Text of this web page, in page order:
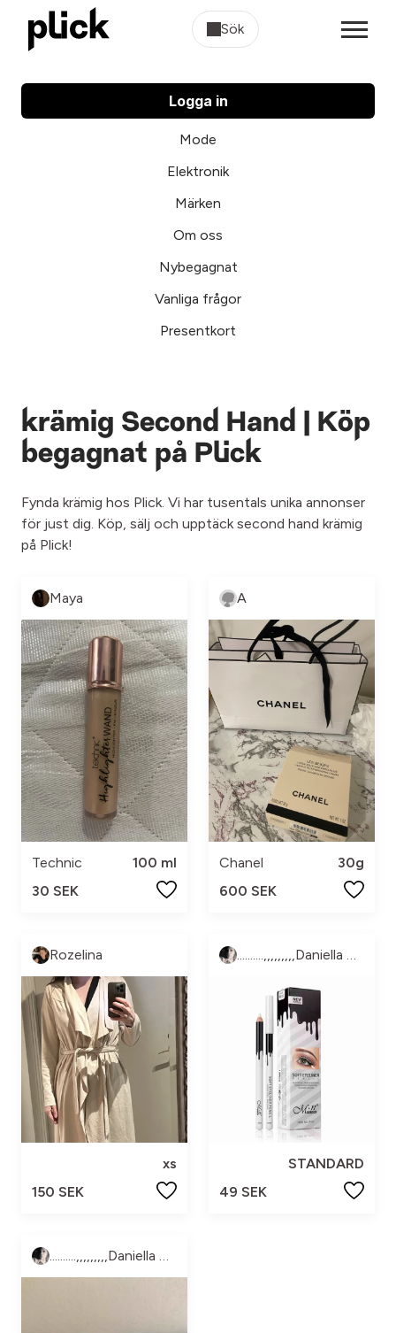
Sök
Logga in
Mode
Elektronik
Märken
Om oss
Nybegagnat
Vanliga frågor
Presentkort
krämig Second Hand | Köp
begagnat på Plick
Fynda krämig hos Plick. Vi har tusentals unika annonser
för just dig. Köp, sälj och upptäck second hand krämig
på Plick!
Maya
Technic
100 ml
30 SEK
A
Chanel
30g
600 SEK
Rozelina
xs
150 SEK
STANDARD
49 SEK